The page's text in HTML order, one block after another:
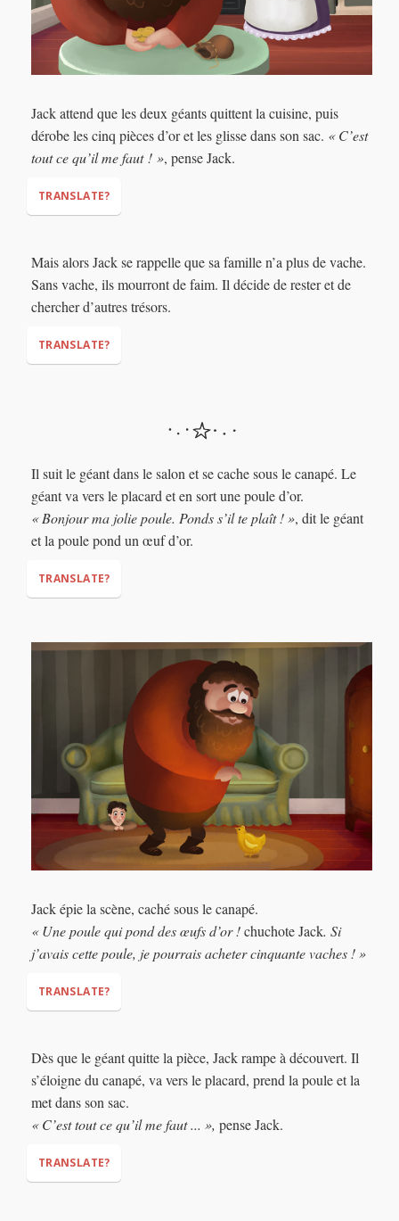
Jack attend que les deux géants quittent la cuisine, puis
dérobe les cinq pièces d’or et les glisse dans son sac. « C’est
tout ce qu’il me faut ! », pense Jack.
TRANSLATE?
“That’s all I need!”
Mais alors Jack se rappelle que sa famille n’a plus de vache.
Sans vache, ils mourront de faim. Il décide de rester et de
chercher d’autres trésors.
TRANSLATE?
Il suit le géant dans le salon et se cache sous le canapé. Le
géant va vers le placard et en sort une poule d’or.
« Bonjour ma jolie poule. Ponds s’il te plaît ! », dit le géant
et la poule pond un œuf d’or.
TRANSLATE?
“Hello, my pretty hen. Lay, please!”
Jack épie la scène, caché sous le canapé.
« Une poule qui pond des œufs d’or !chuchote Jack. Si
j’avais cette poule, je pourrais acheter cinquante vaches ! »
TRANSLATE?
“A hen that lays golden eggs!”
“If I had that
hen, I could buy FIFTY cows!”
Dès que le géant quitte la pièce, Jack rampe à découvert. Il
s’éloigne du canapé, va vers le placard, prend la poule et la
met dans son sac.
« C’est tout ce qu’il me faut ... », pense Jack.
TRANSLATE?